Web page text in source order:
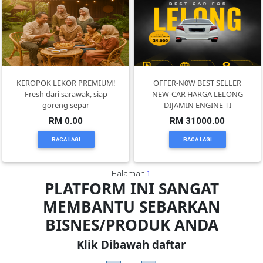
KEROPOK LEKOR PREMIUM!
Fresh dari sarawak, siap
goreng separ
RM 0.00
BACA LAGI
OFFER-N0W BEST SELLER
NEW-CAR HARGA LELONG
DIJAMIN ENGINE TI
RM 31000.00
BACA LAGI
Halaman 1
PLATFORM INI SANGAT
MEMBANTU SEBARKAN
BISNES/PRODUK ANDA
Klik Dibawah daftar
FESYEN
WANITA(0)
KECANTIKAN(7)
LELAKI(0)
WANGI(8)
PENDIDIKAN(19)